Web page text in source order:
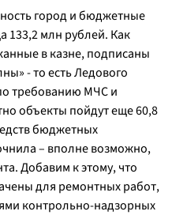
город и бюджетные
133,2 млн рублей. Как
в казне, подписаны
- то есть Ледового
требованию МЧС и
объекты пойдут еще 60,8
бюджетных
– вполне возможно,
Добавим к этому, что
для ремонтных работ,
контрольно-надзорных